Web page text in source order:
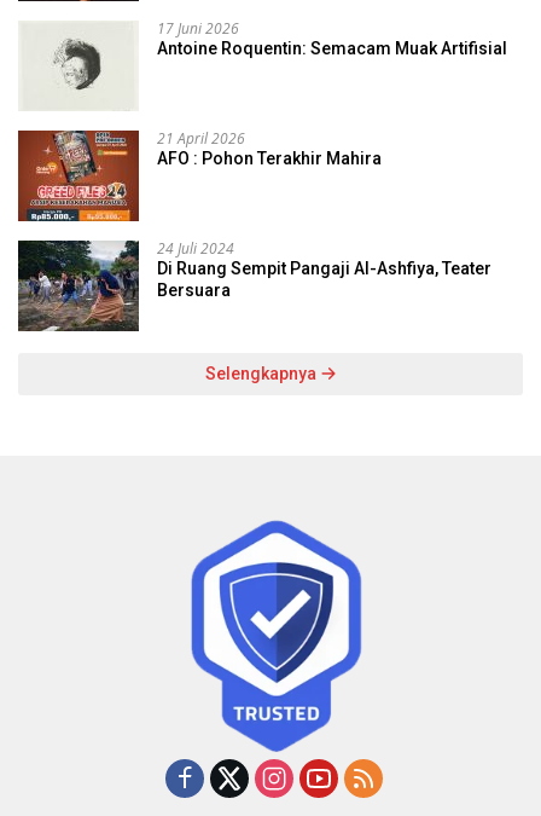
17 Juni 2026
Antoine Roquentin: Semacam Muak Artifisial
21 April 2026
AFO : Pohon Terakhir Mahira
24 Juli 2024
Di Ruang Sempit Pangaji Al-Ashfiya, Teater
Bersuara
Selengkapnya